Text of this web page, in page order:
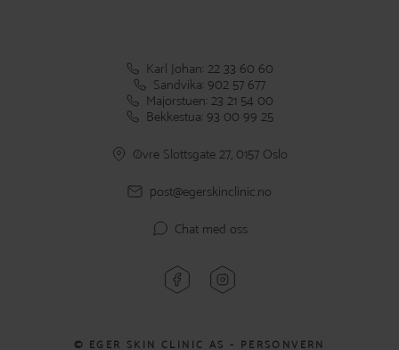
Karl Johan: 22 33 60 60
Sandvika: 902 57 677
Majorstuen: 23 21 54 00
Bekkestua: 93 00 99 25
Øvre Slottsgate 27, 0157 Oslo
post@egerskinclinic.no
Chat med oss
© EGER SKIN CLINIC AS - PERSONVERN